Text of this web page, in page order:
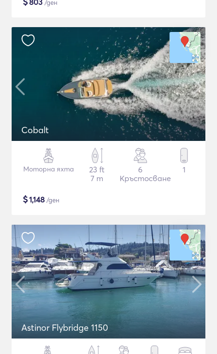
803 /ден
Cobalt
Моторна яхта
23 ft
7 m
6
Кръстосване
1
$1,148 /ден
Astinor Flybridge 1150